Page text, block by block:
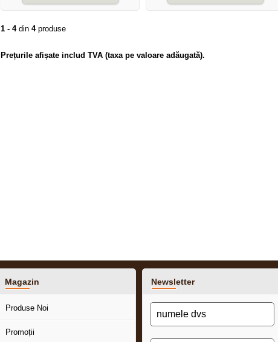
1 - 4din 4produse
Prețurile afișate includ TVA (taxa pe valoare adăugată).
Magazin
Produse Noi
Promoții
Newsletter